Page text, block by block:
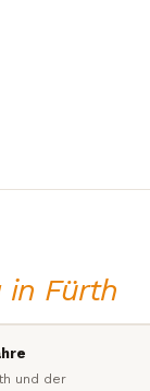
in Fürth
und der